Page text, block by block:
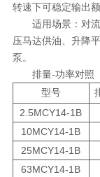
转速下可稳定输出额
适用场景：对
压马达供油、升降
泵。
排量-功率对照
型号
2.5MCY14-1B
10MCY14-1B
25MCY14-1B
63MCY14-1B